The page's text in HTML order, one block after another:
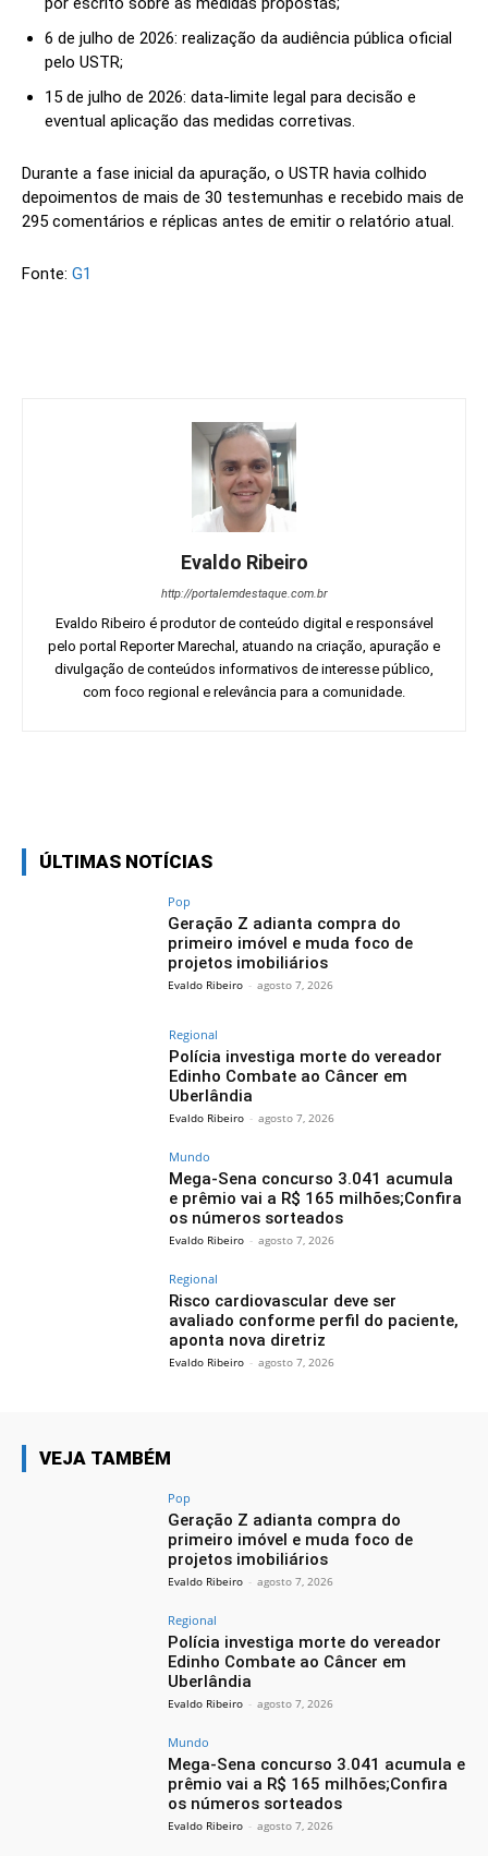
6 de julho de 2026: realização da audiência pública oficial
pelo USTR;
15 de julho de 2026: data-limite legal para decisão e
eventual aplicação das medidas corretivas.
Durante a fase inicial da apuração, o USTR havia colhido
depoimentos de mais de 30 testemunhas e recebido mais de
295 comentários e réplicas antes de emitir o relatório atual.
Fonte: G1
Evaldo Ribeiro
http://portalemdestaque.com.br
Evaldo Ribeiro é produtor de conteúdo digital e responsável
pelo portal Reporter Marechal, atuando na criação, apuração e
divulgação de conteúdos informativos de interesse público,
com foco regional e relevância para a comunidade.
ÚLTIMAS NOTÍCIAS
Pop
Geração Z adianta compra do
primeiro imóvel e muda foco de
projetos imobiliários
Evaldo Ribeiro - agosto 7, 2026
Regional
Polícia investiga morte do vereador
Edinho Combate ao Câncer em
Uberlândia
Evaldo Ribeiro - agosto 7, 2026
Mundo
Mega-Sena concurso 3.041 acumula
e prêmio vai a R$ 165 milhões;Confira
os números sorteados
Evaldo Ribeiro - agosto 7, 2026
Regional
Risco cardiovascular deve ser
avaliado conforme perfil do paciente,
aponta nova diretriz
Evaldo Ribeiro - agosto 7, 2026
VEJA TAMBÉM
Pop
Geração Z adianta compra do
primeiro imóvel e muda foco de
projetos imobiliários
Evaldo Ribeiro - agosto 7, 2026
Regional
Polícia investiga morte do vereador
Edinho Combate ao Câncer em
Uberlândia
Evaldo Ribeiro - agosto 7, 2026
Mundo
Mega-Sena concurso 3.041 acumula e
prêmio vai a R$ 165 milhões;Confira
os números sorteados
Evaldo Ribeiro - agosto 7, 2026